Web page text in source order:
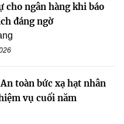
cho ngân hàng khi báo
đáng ngờ
toàn bức xạ hạt nhân
vụ cuối năm